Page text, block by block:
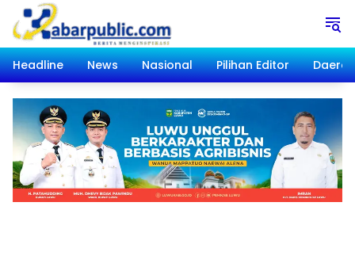
Langsung
konten
Headline
News Nasional Pilihan Editor Daerah